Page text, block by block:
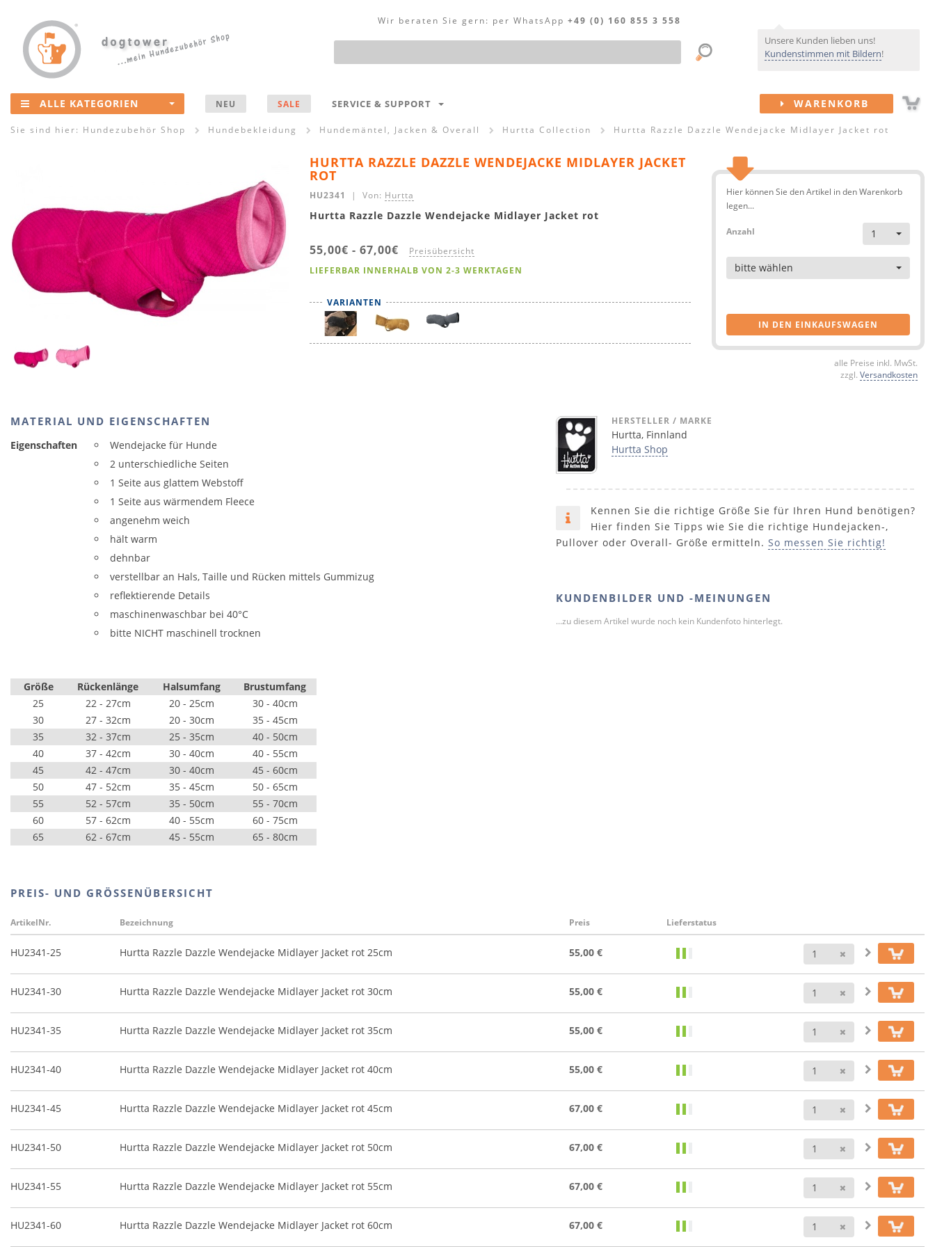
Unsere Kunden lieben uns!
Kundenstimmen mit Bildern!
Wir beraten Sie gern: per WhatsApp +49 (0) 160 855 3 558
Produktsuche
ALLE KATEGORIEN NEU SALE SERVICE & SUPPORT WARENKORB
Sie sind hier: Hundezubehör Shop Hundebekleidung Hundemäntel, Jacken & Overall Hurtta Collection Hurtta Razzle Dazzle Wendejacke Midlayer Jacket rot
HURTTA RAZZLE DAZZLE WENDEJACKE MIDLAYER JACKET
ROT
HU2341 | Von: Hurtta
Hurtta Razzle Dazzle Wendejacke Midlayer Jacket rot
55,00€ - 67,00€ Preisübersicht
LIEFERBAR INNERHALB VON 2-3 WERKTAGEN
VARIANTEN
Hier können Sie den Artikel in den Warenkorb
legen...
Anzahl 1
Artikel
bitte wählen
IN DEN EINKAUFSWAGEN
alle Preise inkl. MwSt.
zzgl. Versandkosten
MATERIAL UND EIGENSCHAFTEN
Eigenschaften
Wendejacke für Hunde
2 unterschiedliche Seiten
1 Seite aus glattem Webstoff
1 Seite aus wärmendem Fleece
angenehm weich
hält warm
dehnbar
verstellbar an Hals, Taille und Rücken mittels Gummizug
reflektierende Details
maschinenwaschbar bei 40°C
bitte NICHT maschinell trocknen
Größe Rückenlänge Halsumfang
Brustumfang
25
22 - 27cm 20 - 25cm
30 - 40cm
30
27 - 32cm 20 - 30cm
35 - 45cm
35
32 - 37cm 25 - 35cm
40 - 50cm
40
37 - 42cm 30 - 40cm
40 - 55cm
45
42 - 47cm 30 - 40cm
45 - 60cm
50
47 - 52cm 35 - 45cm
50 - 65cm
55
52 - 57cm 35 - 50cm
55 - 70cm
60
57 - 62cm 40 - 55cm
60 - 75cm
65
62 - 67cm 45 - 55cm 65 - 80cm
HERSTELLER / MARKE
Hurtta, Finnland
Hurtta Shop
Kennen Sie die richtige Größe Sie für Ihren Hund benötigen?
Hier finden Sie Tipps wie Sie die richtige Hundejacken-,
Pullover oder Overall- Größe ermitteln. So messen Sie richtig!
KUNDENBILDER UND -MEINUNGEN
...zu diesem Artikel wurde noch kein Kundenfoto hinterlegt.
PREIS- UND GRÖSSENÜBERSICHT
ArtikelNr. Bezeichnung Preis Lieferstatus
HU2341-25 Hurtta Razzle Dazzle Wendejacke Midlayer Jacket rot 25cm 55,00 € Anzahl
HU2341-30 Hurtta Razzle Dazzle Wendejacke Midlayer Jacket rot 30cm 55,00 € Anzahl
HU2341-35 Hurtta Razzle Dazzle Wendejacke Midlayer Jacket rot 35cm 55,00 € Anzahl
HU2341-40 Hurtta Razzle Dazzle Wendejacke Midlayer Jacket rot 40cm 55,00 € Anzahl
HU2341-45 Hurtta Razzle Dazzle Wendejacke Midlayer Jacket rot 45cm 67,00 € Anzahl
HU2341-50 Hurtta Razzle Dazzle Wendejacke Midlayer Jacket rot 50cm 67,00 € Anzahl
HU2341-55 Hurtta Razzle Dazzle Wendejacke Midlayer Jacket rot 55cm 67,00 € Anzahl
HU2341-60 Hurtta Razzle Dazzle Wendejacke Midlayer Jacket rot 60cm 67,00 € Anzahl